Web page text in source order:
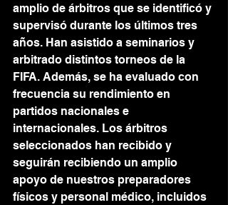
amplio de árbitros que se identificó y
supervisó durante los últimos tres
años. Han asistido a seminarios y
arbitrado distintos torneos de la
FIFA. Además, se ha evaluado con
frecuencia su rendimiento en
partidos nacionales e
internacionales. Los árbitros
seleccionados han recibido y
seguirán recibiendo un amplio
apoyo de nuestros preparadores
físicos y personal médico, incluidos